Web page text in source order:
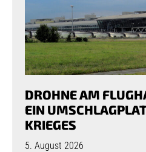
DROHNE AM
EIN
KRIEGES
5. August 2026